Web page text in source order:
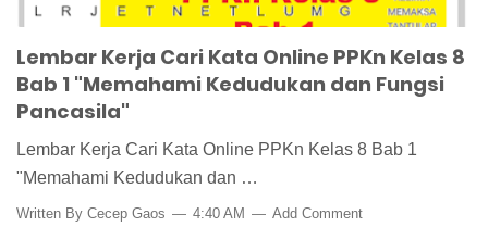
Lembar Kerja Cari Kata Online PPKn Kelas 8
Bab 1 "Memahami Kedudukan dan Fungsi
Pancasila"
Lembar Kerja Cari Kata Online PPKn Kelas 8 Bab 1
"Memahami Kedudukan dan …
Written By Cecep Gaos 4:40 AM Add Comment